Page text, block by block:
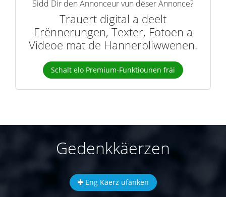
Sidd Dir den Annonceur vun dëser Annonce?
Trauert digital a deelt
Erënnerungen, Texter, Fotoen a
Videoe mat de Hannerbliwwenen.
Schalt elo Premium-Funktiounen fräi
Gedenkkäerzen
Eng Käerz ufänken